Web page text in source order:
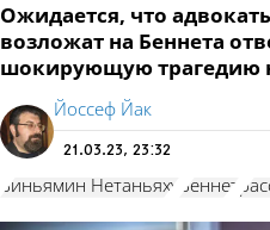
Ожидается, что
возложат на Беннета
шокирующую трагедию
Йоссеф Йак
21.03.23, 23:32
Биньямин Нетаньяху Беннет